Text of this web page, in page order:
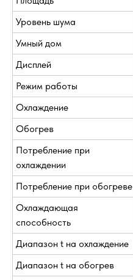
Уровень шума
Умный дом
Дисплей
Режим работы
Охлаждение
Обогрев
Потребление при
охлаждении
Потребление при обогреве
Охлаждающая
способность
Диапазон t на охлаждение
Диапазон t на обогрев